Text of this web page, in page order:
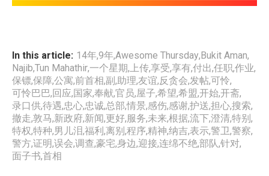
In this article: 14年,9年,Awesome Thursday, Bukit Aman,
Najib,Tun Mahathir,一个星期,上传,享受,享有,付出,任职,作业,
保镖,保障,公寓,前首相,副 ,助理,友谊,反贪会,发帖,可怜,
可怜巴巴,回应, 国家,奉献,官员,屋子,希望,希盟,开始,开斋,
录口供,待遇,忠心,忠诚,总部,情景,感伤,感谢,护送,担心,搜索,
撤走,敦马,新政府,新闻,更好,服务,未来,根据,流下,澄清,特别 ,
特权,特种,男儿泪,福利 ,离别 ,程序,精神,纳吉,表示,警卫,警察,
警方,证明,误会,调查,豪宅,身边,迎接,连绵不绝,部队,针对,
面子书,首相